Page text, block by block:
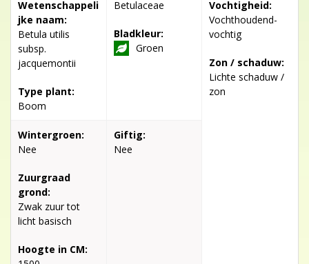
Wetenschappeli
jke naam:
Betula utilis
subsp.
jacquemontii
Type plant:
Boom
Betulaceae
Bladkleur:
Groen
Vochtigheid:
Vochthoudend-
vochtig
Zon / schaduw:
Lichte schaduw /
zon
Wintergroen:
Nee
Zuurgraad
grond:
Zwak zuur tot
licht basisch
Hoogte in CM:
Giftig:
Nee